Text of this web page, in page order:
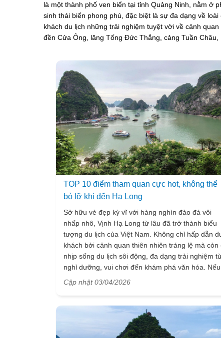
là một thành phố ven biển tại tỉnh Quảng Ninh, nằm ở
sinh thái biển phong phú, đặc biệt là sự đa dạng về
khách du lịch những trải nghiệm tuyệt vời về cảnh
đền Cửa Ông, lăng Tống Đức Thắng, cảng Tuần Châu,
TOP 10 điểm tham quan cực hot, không thể
bỏ lỡ khi đến Hạ Long
Sở hữu vẻ đẹp kỳ vĩ với hàng nghìn đảo đá vôi
nhấp nhô, Vịnh Hạ Long từ lâu đã trở thành biểu
tượng du lịch của Việt Nam. Không chỉ hấp dẫn
khách bởi cảnh quan thiên nhiên tráng lệ mà còn
nhịp sống du lịch sôi động, đa dạng trải nghiệm
nghỉ dưỡng, vui chơi đến khám phá văn hóa. Nếu
đang lên kế hoạch cho chuyến đi sắp tới, đừng bỏ
Cập nhật 03/04/2026